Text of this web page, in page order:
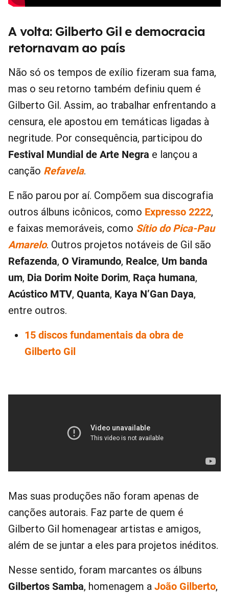
A volta: Gilberto Gil e democracia
retornavam ao país
Não só os tempos de exílio fizeram sua fama,
mas o seu retorno também definiu quem é
Gilberto Gil. Assim, ao trabalhar enfrentando a
censura, ele apostou em temáticas ligadas à
negritude. Por consequência, participou do
Festival Mundial de Arte Negra e lançou a
canção Refavela.
E não parou por aí. Compõem sua discografia
outros álbuns icônicos, como Expresso 2222,
e faixas memoráveis, como Sítio do Pica-Pau
Amarelo. Outros projetos notáveis de Gil são
Refazenda, O Viramundo, Realce, Um banda
um, Dia Dorim Noite Dorim, Raça humana,
Acústico MTV, Quanta, Kaya N’Gan Daya,
entre outros.
15 discos fundamentais da obra de
Gilberto Gil
Mas suas produções não foram apenas de
canções autorais. Faz parte de quem é
Gilberto Gil homenagear artistas e amigos,
além de se juntar a eles para projetos inéditos.
Nesse sentido, foram marcantes os álbuns
Gilbertos Samba, homenagem a João Gilberto,